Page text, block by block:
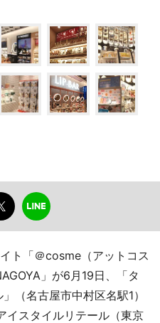
ト「＠cosme（アットコス
」が6月19日、「タ
（名古屋市中村区名駅1）
イスタイルリテール（東京